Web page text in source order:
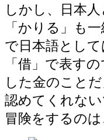
しかし、日本
「かりる」も
で日本語とし
「借」で表す
した金のこと
認めてくれな
冒険をするの